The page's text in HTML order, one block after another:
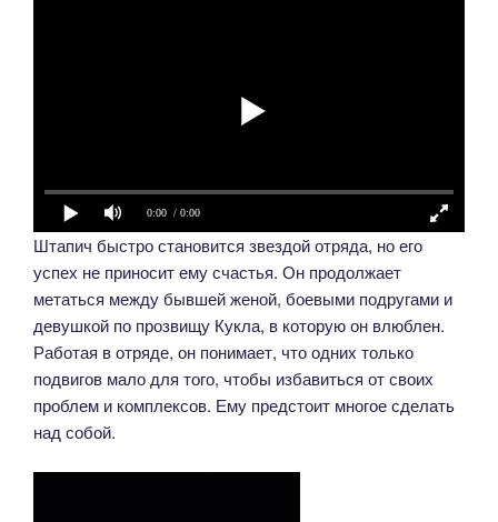
0:00 / 0:00
Штапич быстро становится звездой отряда, но его
успех не приносит ему счастья. Он продолжает
метаться между бывшей женой, боевыми подругами и
девушкой по прозвищу Кукла, в которую он влюблен.
Работая в отряде, он понимает, что одних только
подвигов мало для того, чтобы избавиться от своих
проблем и комплексов. Ему предстоит многое сделать
над собой.